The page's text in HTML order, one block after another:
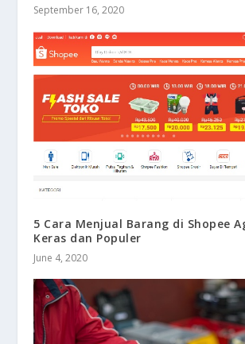
September 16, 2020
5 Cara Menjual Barang di Shopee
Keras dan Populer
June 4, 2020